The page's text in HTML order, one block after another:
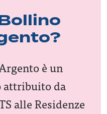
è un
attribuito da
alle Residenze